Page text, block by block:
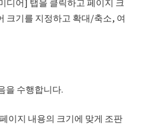
크기를 지정하고 확대/축소, 여
을 수행합니다.
페이지 내용의 크기에 맞게 조판